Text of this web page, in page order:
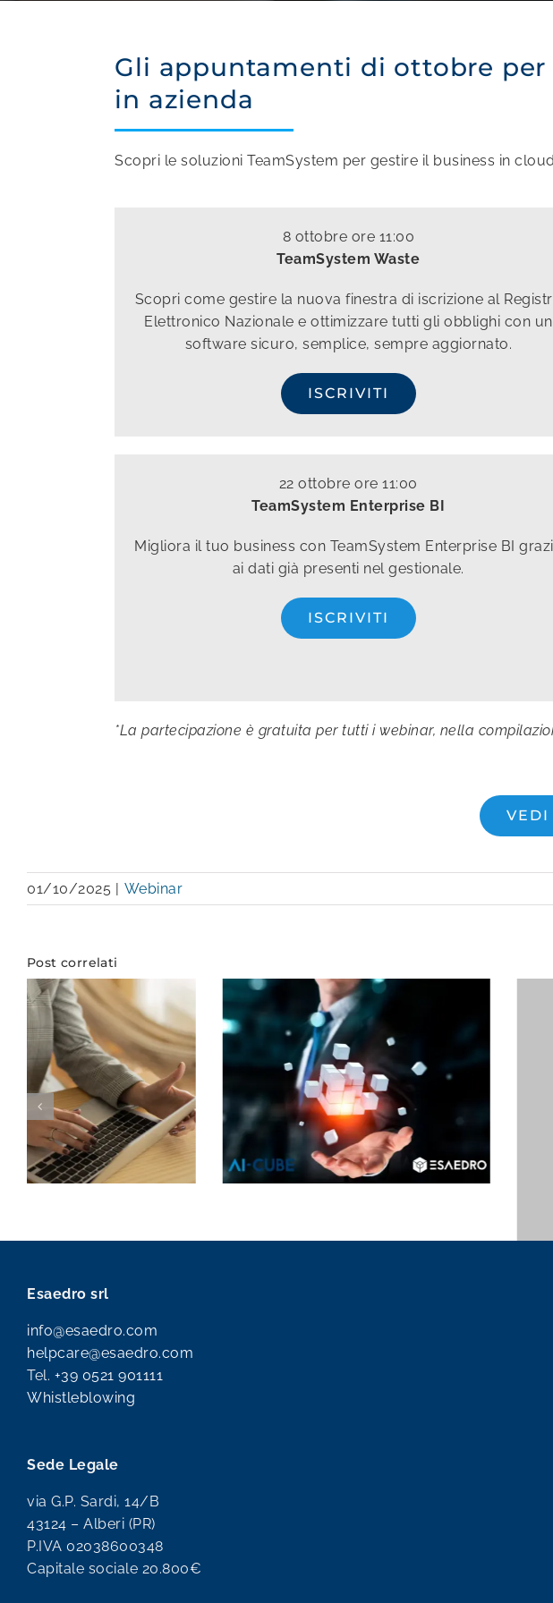
Gli appuntamenti di ottobre
in azienda
Scopri le soluzioni TeamSystem per gestire il business in
8 ottobre ore 11:00
TeamSystem Waste
Scopri come gestire la nuova finestra di iscrizione al
Elettronico Nazionale e ottimizzare tutti gli obblighi con un
software sicuro, semplice, sempre aggiornato.
ISCRIVITI
22 ottobre ore 11:00
TeamSystem Enterprise BI
Migliora il tuo business con TeamSystem Enterprise BI
ai dati già presenti nel gestionale.
ISCRIVITI
*La partecipazione è gratuita per tutti i webinar, nella
VEDI
01/10/2025 | Webinar
Post correlati
Esaedro lancia AI-Cube:
l’intelligenza artificiale
applicata al gestionale
aziendale
Esaedro srl
helpcare@esaedro.com
Tel.+39 0521 901111
Whistleblowing
43124 – Alberi (PR)
P.IVA 02038600348
Capitale sociale 20.800€